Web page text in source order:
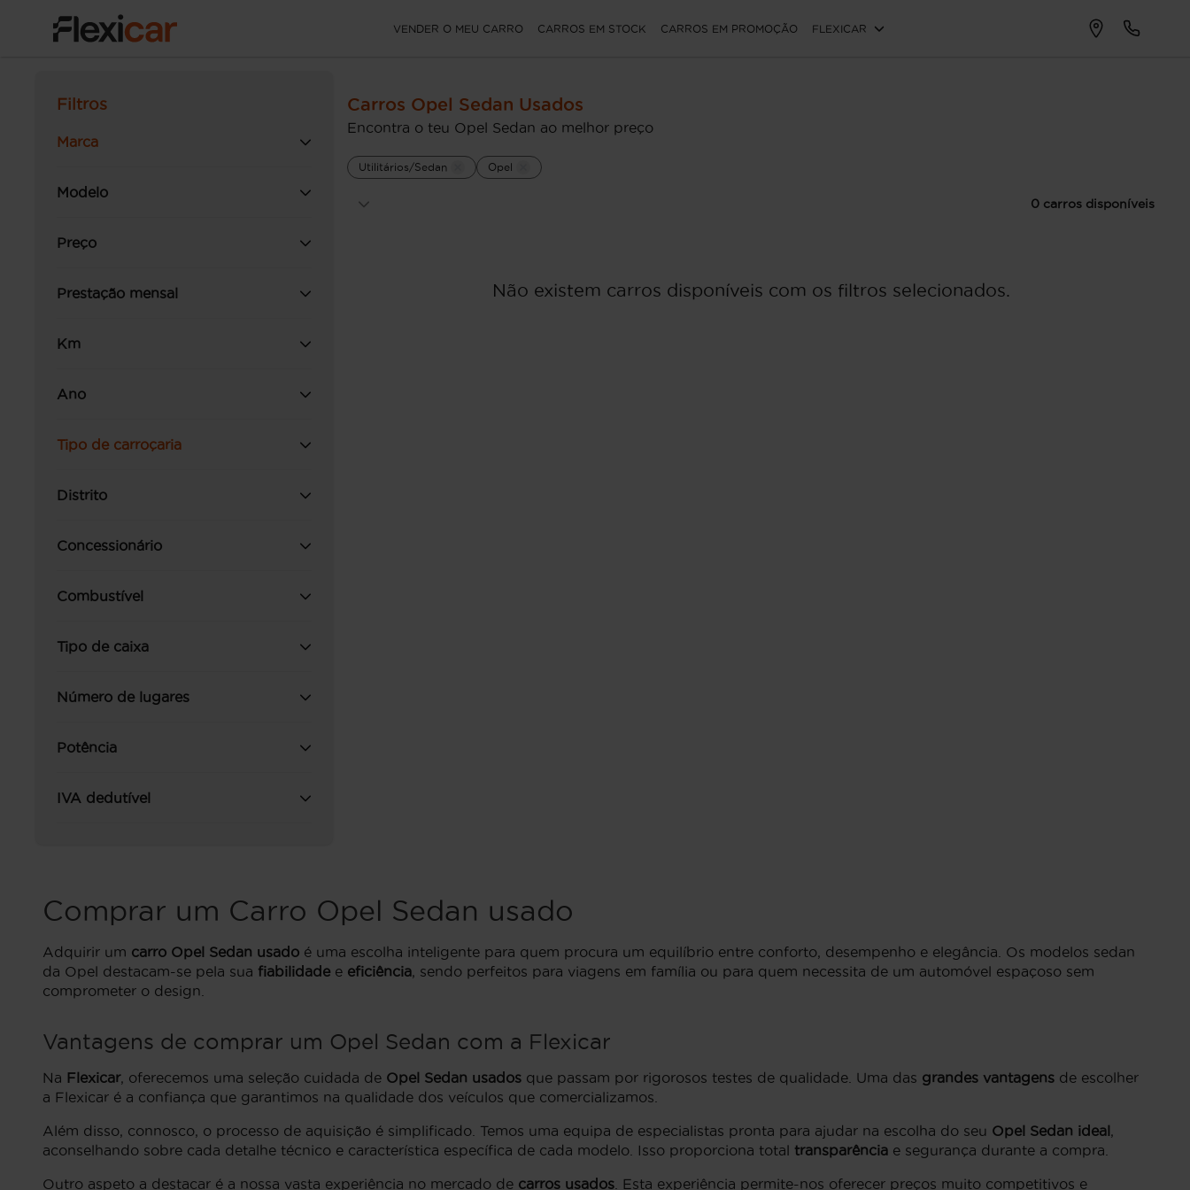
VENDER O MEU CARRO CARROS EM STOCK CARROS EM PROMOÇÃO FLEXICAR
Filtros
Marca
Modelo
Preço
Prestação mensal
Km
Ano
Tipo de carroçaria
Distrito
Concessionário
Combustível
Tipo de caixa
Número de lugares
Potência
IVA dedutível
Carros Opel Sedan Usados
Encontra o teu Opel Sedan ao melhor preço
Utilitários/Sedan Opel
0 carros disponíveis
Não existem carros disponíveis com os filtros selecionados.
Comprar um Carro Opel Sedan usado
Adquirir um carro Opel Sedan usado é uma escolha inteligente para quem procura um equilíbrio entre conforto, desempenho e elegância. Os modelos sedan
da Opel destacam-se pela sua fiabilidade e eficiência, sendo perfeitos para viagens em família ou para quem necessita de um automóvel espaçoso sem
comprometer o design.
Vantagens de comprar um Opel Sedan com a Flexicar
Na Flexicar, oferecemos uma seleção cuidada de Opel Sedan usados que passam por rigorosos testes de qualidade. Uma das grandes vantagens de escolher
a Flexicar é a confiança que garantimos na qualidade dos veículos que comercializamos.
Além disso, connosco, o processo de aquisição é simplificado. Temos uma equipa de especialistas pronta para ajudar na escolha do seu Opel Sedan ideal,
aconselhando sobre cada detalhe técnico e característica específica de cada modelo. Isso proporciona total transparência e segurança durante a compra.
Outro aspeto a destacar é a nossa vasta experiência no mercado de carros usados . Esta experiência permite-nos oferecer preços muito competitivos e